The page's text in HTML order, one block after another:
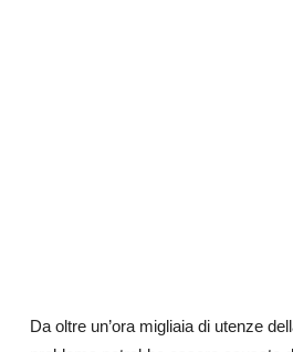
Da oltre un’ora migliaia di utenze